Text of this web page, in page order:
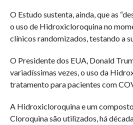
O Estudo sustenta, ainda, que as
o uso de Hidroxicloroquina no
clínicos randomizados, testando a
O Presidente dos EUA, Donald
variadíssimas vezes, o uso da
tratamento para pacientes com
A Hidroxicloroquina e um
Cloroquina são utilizados, há